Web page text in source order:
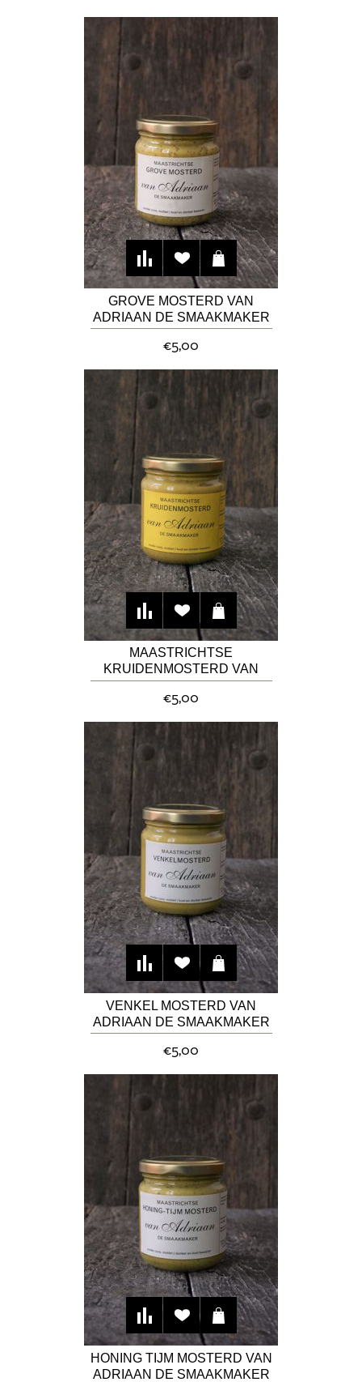
GROVE MOSTERD VAN
ADRIAAN DE SMAAKMAKER
€5,00
MAASTRICHTSE
KRUIDENMOSTERD VAN
ADRIAAN DE SMAAKMAKER
€5,00
VENKEL MOSTERD VAN
ADRIAAN DE SMAAKMAKER
€5,00
HONING TIJM MOSTERD VAN
ADRIAAN DE SMAAKMAKER